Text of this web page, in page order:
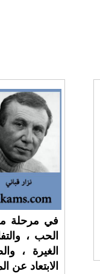
في مرحلة
الحب ،
الغيرة ،
الابتعاد عن